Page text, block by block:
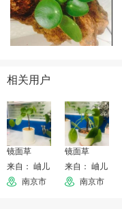
相关用户
镜面草
来自： 岫儿
南京市
镜面草
来自： 岫儿
南京市